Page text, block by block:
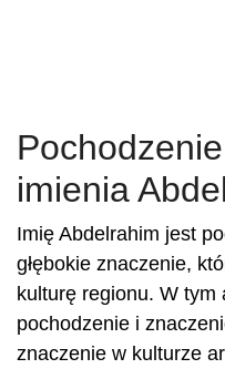
imienia
Imię Abdelrahim jest
głębokie znaczenie,
kulturę regionu. W tym
pochodzenie i
znaczenie w kulturze